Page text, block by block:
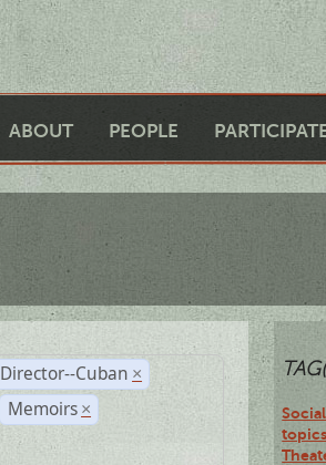
ABOUT PEOPLE
Director--Cuban ×
Memoirs ×